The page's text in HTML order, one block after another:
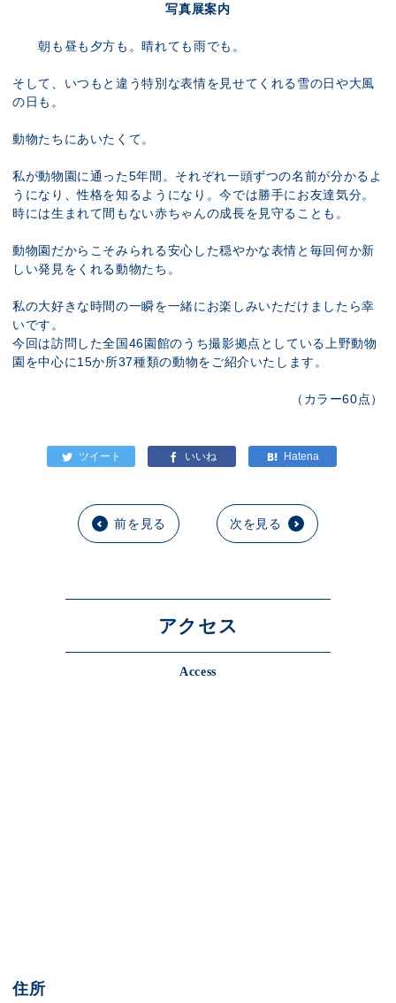
写真展案内
朝も昼も夕方も。晴れても雨でも。
そして、いつもと違う特別な表情を見せてくれる雪の日や大風
の日も。
動物たちにあいたくて。
私が動物園に通った5年間。それぞれ一頭ずつの名前が分かるよ
うになり、性格を知るようになり。今では勝手にお友達気分。
時には生まれて間もない赤ちゃんの成長を見守ることも。
動物園だからこそみられる安心した穏やかな表情と毎回何か新
しい発見をくれる動物たち。
私の大好きな時間の一瞬を一緒にお楽しみいただけましたら幸
いです。
今回は訪問した全国46園館のうち撮影拠点としている上野動物
園を中心に15か所37種類の動物をご紹介いたします。
（カラー60点）
前を見る 次を見る
アクセス
Access
住所